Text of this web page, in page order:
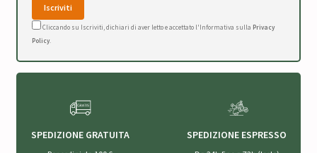
Cliccando su Iscriviti, dichiari di aver letto e accettato l'Informativa sulla Privacy
Policy.
SPEDIZIONE GRATUITA SPEDIZIONE ESPRESSO